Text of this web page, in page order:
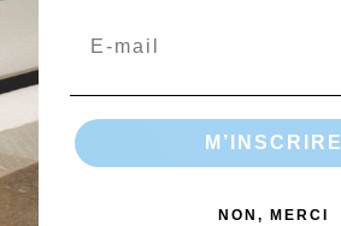
M’INSCRIRE
NON, MERCI